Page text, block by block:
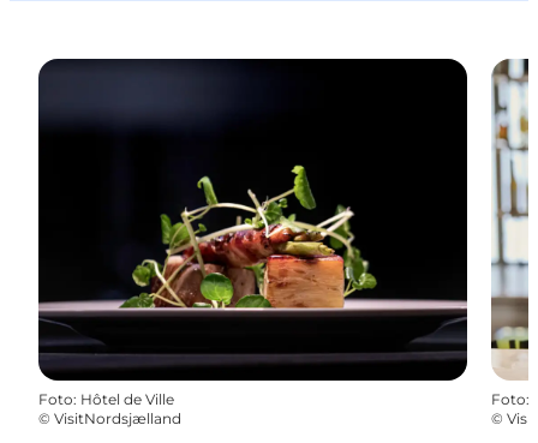
Foto: Hôtel de Ville
© VisitNordsjælland
Foto:
©